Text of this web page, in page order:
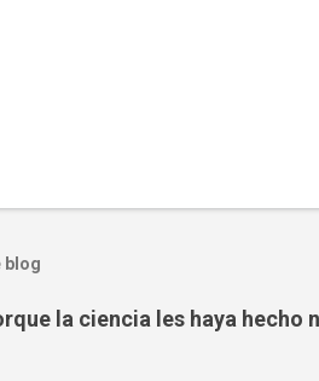
blog
la ciencia les haya hecho